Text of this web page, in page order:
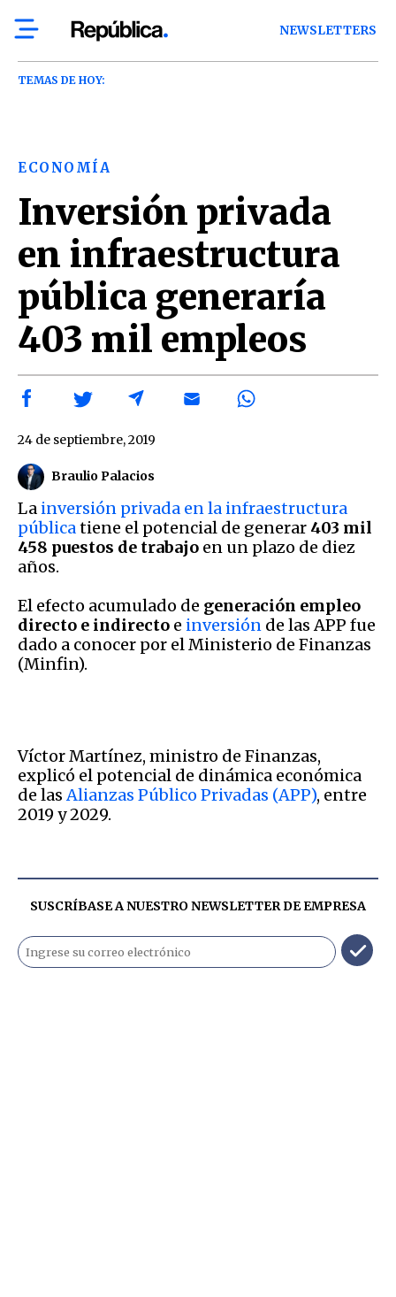
NEWSLETTERS
TEMAS DE HOY:
ECONOMÍA
Inversión privada
en infraestructura
pública generaría
403 mil empleos
Braulio Palacios
24 de septiembre, 2019
La inversión privada en la infraestructura
pública tiene el potencial de generar 403 mil
458 puestos de trabajo en un plazo de diez
años.
El efecto acumulado de generación empleo
directo e indirecto e inversión de las APP fue
dado a conocer por el Ministerio de Finanzas
(Minfin).
Víctor Martínez, ministro de Finanzas,
explicó el potencial de dinámica económica
de las Alianzas Público Privadas (APP), entre
2019 y 2029.
SUSCRÍBASE A NUESTRO NEWSLETTER DEEMPRESA